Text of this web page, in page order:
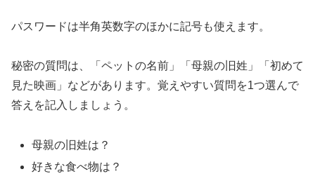
パスワードは半角英数字のほかに記号も使えます。
秘密の質問は、「ペットの名前」「母親の旧姓」「初めて
見た映画」などがあります。覚えやすい質問を1つ選んで
答えを記入しましょう。
母親の旧姓は？
好きな食べ物は？